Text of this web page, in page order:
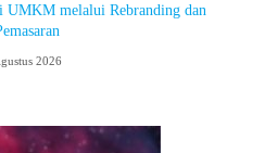
UMKM melalui Rebranding dan
2026